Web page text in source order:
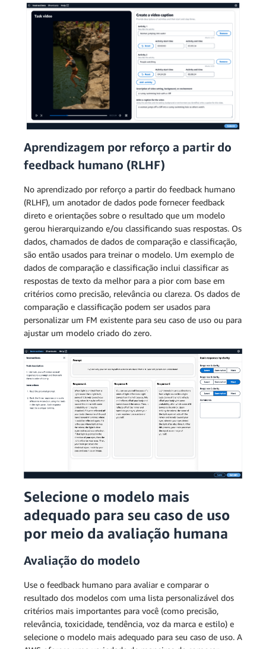
Aprendizagem por reforço a partir do
feedback humano (RLHF)
No aprendizado por reforço a partir do feedback humano
(RLHF), um anotador de dados pode fornecer feedback
direto e orientações sobre o resultado que um modelo
gerou hierarquizando e/ou classificando suas respostas. Os
dados, chamados de dados de comparação e classificação,
são então usados para treinar o modelo. Um exemplo de
dados de comparação e classificação inclui classificar as
respostas de texto da melhor para a pior com base em
critérios como precisão, relevância ou clareza. Os dados de
comparação e classificação podem ser usados para
personalizar um FM existente para seu caso de uso ou para
ajustar um modelo criado do zero.
Selecione o modelo mais
adequado para seu caso de uso
por meio da avaliação humana
Avaliação do modelo
Use o feedback humano para avaliar e comparar o
resultado dos modelos com uma lista personalizável dos
critérios mais importantes para você (como precisão,
relevância, toxicidade, tendência, voz da marca e estilo) e
selecione o modelo mais adequado para seu caso de uso. A